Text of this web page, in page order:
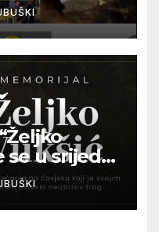
se u srijedu